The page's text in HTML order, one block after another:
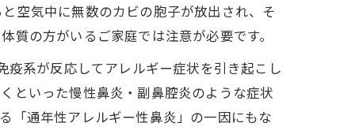
空気中に無数のカビの胞子が放出され、そ
の方がいるご家庭では注意が必要です。
系が反応してアレルギー症状を引き起こし
といった慢性鼻炎・副鼻腔炎のような症状
「通年性アレルギー性鼻炎」の一因にもな